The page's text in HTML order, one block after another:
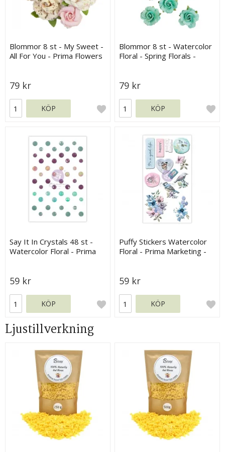
Blommor 8 st - My Sweet -
All For You - Prima Flowers
79 kr
KÖP
Blommor 8 st - Watercolor
Floral - Spring Florals -
79 kr
KÖP
Say It In Crystals 48 st -
Watercolor Floral - Prima
59 kr
KÖP
Puffy Stickers Watercolor
Floral - Prima Marketing -
59 kr
KÖP
Ljustillverkning